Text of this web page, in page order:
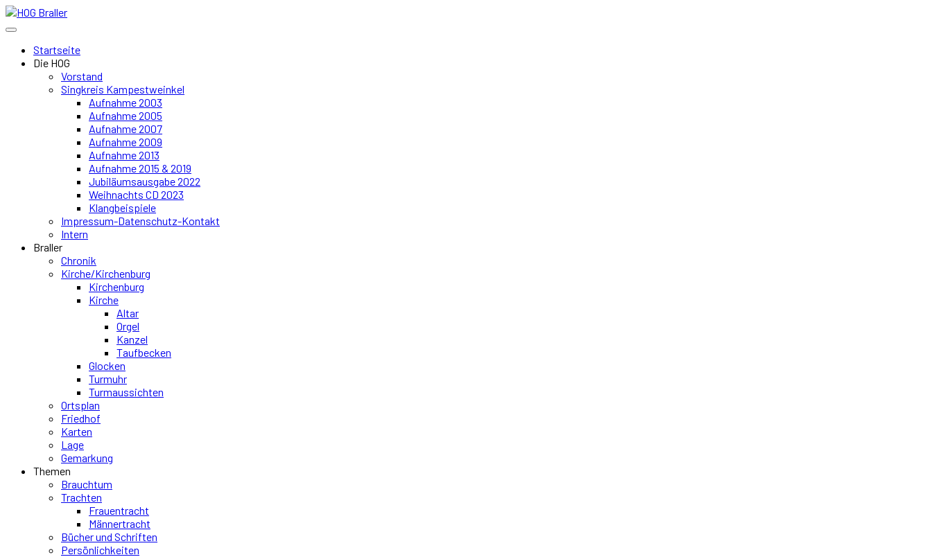
Startseite
Die HOG
Vorstand
Singkreis Kampestweinkel
Aufnahme 2003
Aufnahme 2005
Aufnahme 2007
Aufnahme 2009
Aufnahme 2013
Aufnahme 2015 & 2019
Jubiläumsausgabe 2022
Weihnachts CD 2023
Klangbeispiele
Impressum-Datenschutz-Kontakt
Intern
Braller
Chronik
Kirche/Kirchenburg
Kirchenburg
Kirche
Altar
Orgel
Kanzel
Taufbecken
Glocken
Turmuhr
Turmaussichten
Ortsplan
Friedhof
Karten
Lage
Gemarkung
Themen
Brauchtum
Trachten
Frauentracht
Männertracht
Bücher und Schriften
Persönlichkeiten